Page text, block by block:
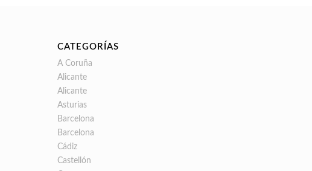
CATEGORÍAS
A Coruña
Alicante
Alicante
Asturias
Barcelona
Barcelona
Cádiz
Castellón